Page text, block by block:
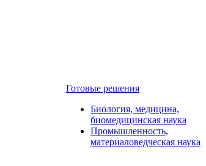
Готовые решения
Биология, медицина,
биомедицинская наука
Промышленность,
материаловедческая наука